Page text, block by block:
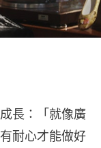
長：「就像廣
耐心才能做好